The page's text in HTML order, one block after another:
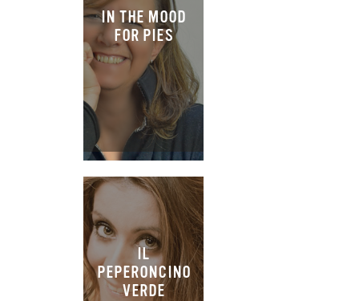
IN THE MOOD
FOR PIES
IL
PEPERONCINO
VERDE